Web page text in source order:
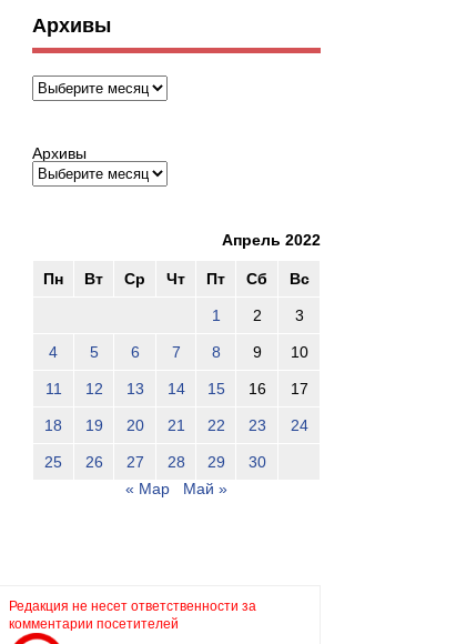
Архивы
Архивы
Архивы
Апрель 2022
Пн Вт Ср Чт Пт Сб Вс
1 2 3
4 5 6 7 8 9 10
11 12 13 14 15 16 17
18 19 20 21 22 23 24
25 26 27 28 29
30
« Мар
Май »
Редакция не несет ответственности за
комментарии посетителей